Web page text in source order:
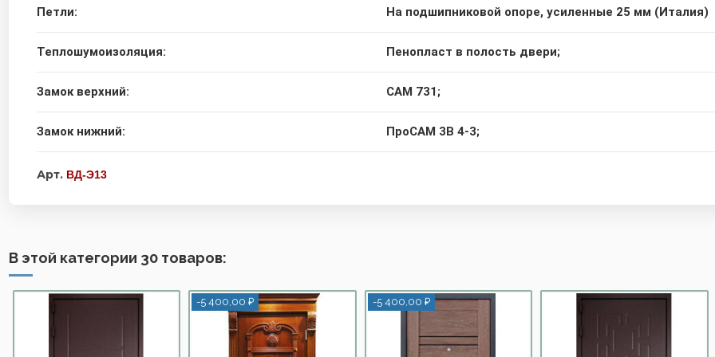
Петли: На подшипниковой опоре, усиленные 25 мм (Италия)
Теплошумоизоляция: Пенопласт в полость двери;
Замок верхний: CAM 731;
Замок нижний: ПроСАМ 3В 4-3;
Арт. ВД-Э13
В этой категории 30 товаров:
-5 400,00 ₽ -5 400,00 ₽